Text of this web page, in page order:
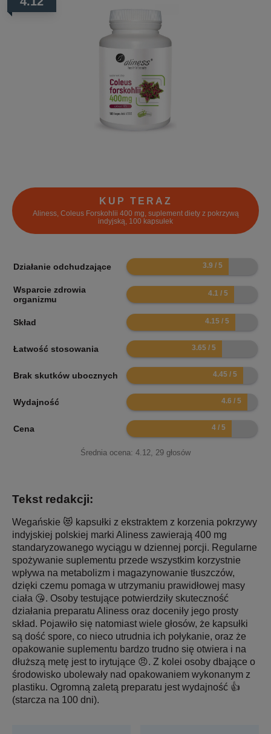
KUP TERAZ
Aliness, Coleus Forskohlii 400 mg, suplement diety z pokrzywą
indyjską, 100 kapsułek
Działanie odchudzające 7.8
Wsparcie zdrowia
organizmu
8.2
Skład 8.3
Łatwość stosowania 7.3
Brak skutków ubocznych 8.9
Wydajność 9.2
Cena 8
Średnia ocena: 4.12 29 głosów
Tekst redakcji:
Wegańskie 😻 kapsułki z ekstraktem z korzenia pokrzywy
indyjskiej polskiej marki Aliness zawierają 400 mg
standaryzowanego wyciągu w dziennej porcji. Regularne
spożywanie suplementu przede wszystkim korzystnie
wpływa na metabolizm i magazynowanie tłuszczów,
dzięki czemu pomaga w utrzymaniu prawidłowej masy
ciała 😘. Osoby testujące potwierdziły skuteczność
działania preparatu Aliness oraz doceniły jego prosty
skład. Pojawiło się natomiast wiele głosów, że kapsułki
są dość spore, co nieco utrudnia ich połykanie, oraz że
opakowanie suplementu bardzo trudno się otwiera i na
dłuższą metę jest to irytujące 😠. Z kolei osoby dbające o
środowisko ubolewały nad opakowaniem wykonanym z
plastiku. Ogromną zaletą preparatu jest wydajność 👍
(starcza na 100 dni).